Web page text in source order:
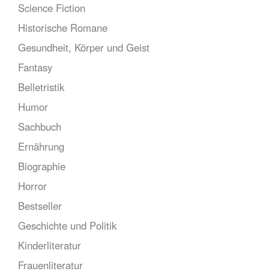
Science Fiction
Historische Romane
Gesundheit, Körper und Geist
Fantasy
Belletristik
Humor
Sachbuch
Ernährung
Biographie
Horror
Bestseller
Geschichte und Politik
Kinderliteratur
Frauenliteratur